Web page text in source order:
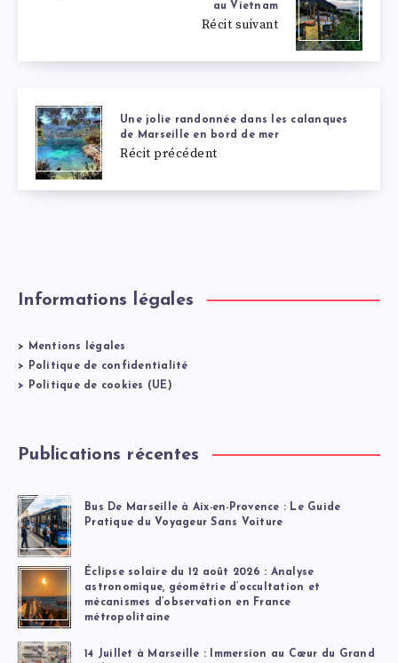
au Vietnam
Récit suivant
Une jolie randonnée dans les calanques
de Marseille en bord de mer
Récit précédent
Informations légales
>
Mentions légales
>
Politique de confidentialité
>
Politique de cookies (UE)
Publications récentes
Bus De Marseille à Aix-en-Provence : Le Guide
Pratique du Voyageur Sans Voiture
Éclipse solaire du 12 août 2026 : Analyse
astronomique, géométrie d’occultation et
mécanismes d’observation en France
métropolitaine
14 Juillet à Marseille : Immersion au Cœur du Grand